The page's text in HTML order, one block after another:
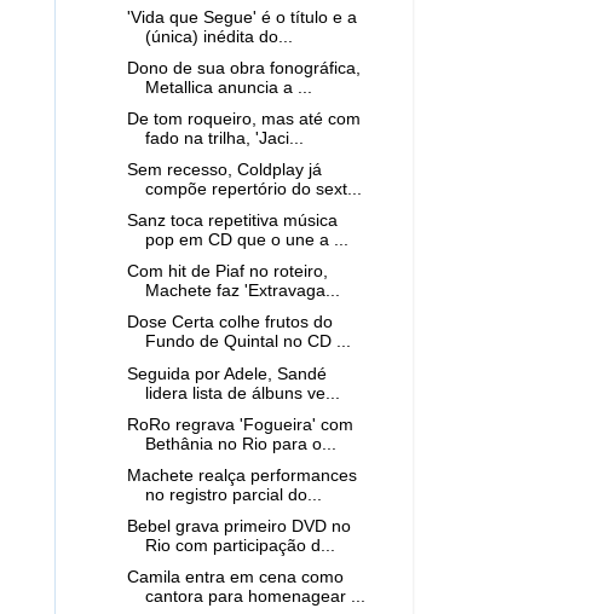
'Vida que Segue' é o título e a
(única) inédita do...
Dono de sua obra fonográfica,
Metallica anuncia a ...
De tom roqueiro, mas até com
fado na trilha, 'Jaci...
Sem recesso, Coldplay já
compõe repertório do sext...
Sanz toca repetitiva música
pop em CD que o une a ...
Com hit de Piaf no roteiro,
Machete faz 'Extravaga...
Dose Certa colhe frutos do
Fundo de Quintal no CD ...
Seguida por Adele, Sandé
lidera lista de álbuns ve...
RoRo regrava 'Fogueira' com
Bethânia no Rio para o...
Machete realça performances
no registro parcial do...
Bebel grava primeiro DVD no
Rio com participação d...
Camila entra em cena como
cantora para homenagear ...